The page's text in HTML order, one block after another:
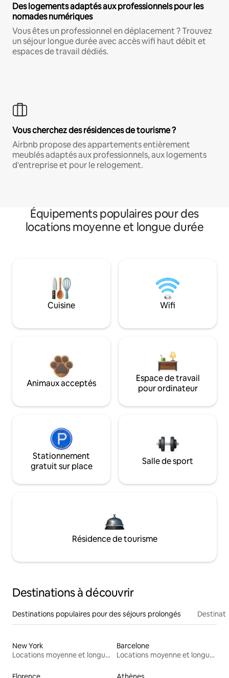
Des logements adaptés aux professionnels pour les
nomades numériques
Vous êtes un professionnel en déplacement ? Trouvez
un séjour longue durée avec accès wifi haut débit et
espaces de travail dédiés.
Vous cherchez des résidences de tourisme ?
Airbnb propose des appartements entièrement
meublés adaptés aux professionnels, aux logements
d'entreprise et pour le relogement.
Équipements populaires pour des
locations moyenne et longue durée
Cuisine Wifi
Animaux acceptés
Espace de travail
pour ordinateur
Stationnement
gratuit sur place
Salle de sport
Résidence de tourisme
Destinations à découvrir
Destinations populaires pour des séjours prolongés
New York
Locations moyenne et longue durée
Barcelone
Locations moyenne et longue durée